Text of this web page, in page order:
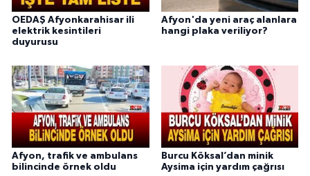
OEDAŞ Afyonkarahisar ili
elektrik kesintileri
duyurusu
Afyon'da yeni araç alanlara
hangi plaka veriliyor?
Afyon, trafik ve ambulans
bilincinde örnek oldu
Burcu Köksal’dan minik
Aysima için yardım çağrısı